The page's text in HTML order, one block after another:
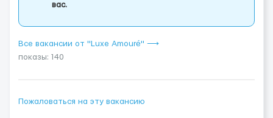
вас.
Все вакансии от "Luxe Amouré" ⟶
показы: 140
Пожаловаться на эту вакансию